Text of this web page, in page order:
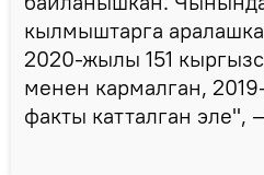
кылмыштарга
2020-жылы 151
менен кармалган,
факты катталган эле",